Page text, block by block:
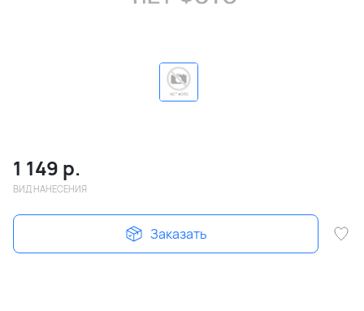
1 149 р.
ВИД НАНЕСЕНИЯ
Заказать